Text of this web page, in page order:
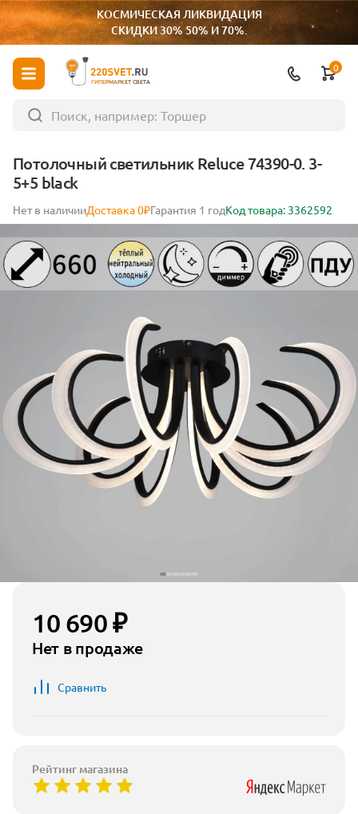
КОСМИЧЕСКАЯ ЛИКВИДАЦИЯ
СКИДКИ 30% 50% И 70%.
ГИПЕРМАРКЕТ СВЕТА
0
Потолочный светильник Reluce 74390-0. 3-
5+5 black
Нет в наличииДоставка 0₽Гарантия 1 годКод товара: 3362592
10 690 ₽
Нет в продаже
Сравнить
Рейтинг магазина